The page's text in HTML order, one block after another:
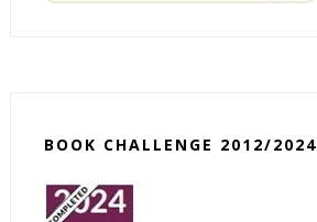
BOOK CHALLENGE 2012/2024